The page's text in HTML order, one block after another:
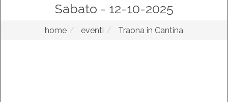
Sabato - 12-10-2025
home eventi Traona in Cantina